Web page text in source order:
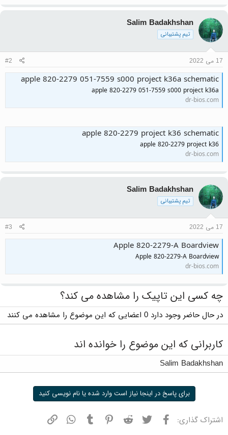
Salim Badakhshan
تیم پشتیبانی
17 می 2022 #2
apple 820-2279 051-7559 s000 project k36a schematic
apple 820-2279 051-7559 s000 project k36a
dr-bios.com
apple 820-2279 project k36 schematic
apple 820-2279 project k36
dr-bios.com
Salim Badakhshan
تیم پشتیبانی
17 می 2022 #3
Apple 820-2279-A Boardview
Apple 820-2279-A Boardview
dr-bios.com
چه کسی این تاپیک را مشاهده می کند؟
در حال حاضر وجود دارد 0 اعضایی که این موضوع را مشاهده می کنند
کاربرانی که این موضوع را خوانده اند
Salim Badakhshan
برای پاسخ در اینجا نیاز است وارد شده یا نام نویسی کنید
اشتراک گذاری: فیسبوک توییتر ردیت پینترستتامبلر واتسپ